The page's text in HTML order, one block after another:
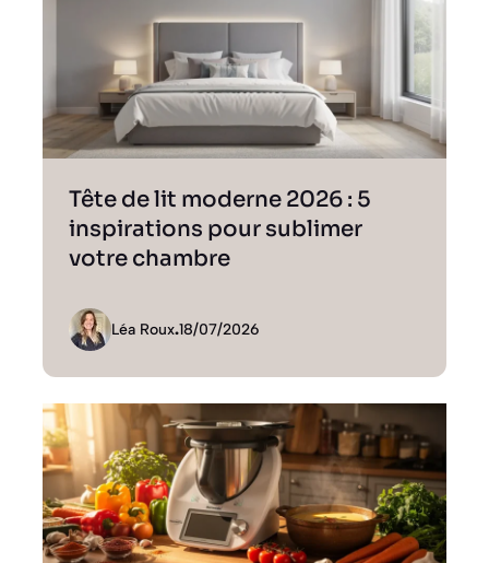
Tête de lit moderne 2026 : 5
inspirations pour sublimer
votre chambre
Léa Roux.18/07/2026